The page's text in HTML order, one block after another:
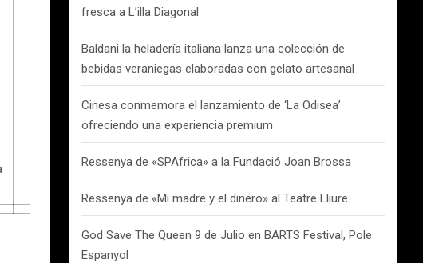
fresca a L’illa Diagonal
Baldani la heladería italiana lanza una colección de
bebidas veraniegas elaboradas con gelato artesanal
Cinesa conmemora el lanzamiento de ‘La Odisea’
ofreciendo una experiencia premium
Ressenya de «SPAfrica» a la Fundació Joan Brossa
Ressenya de «Mi madre y el dinero» al Teatre Lliure
God Save The Queen 9 de Julio en BARTS Festival, Pole
Espanyol